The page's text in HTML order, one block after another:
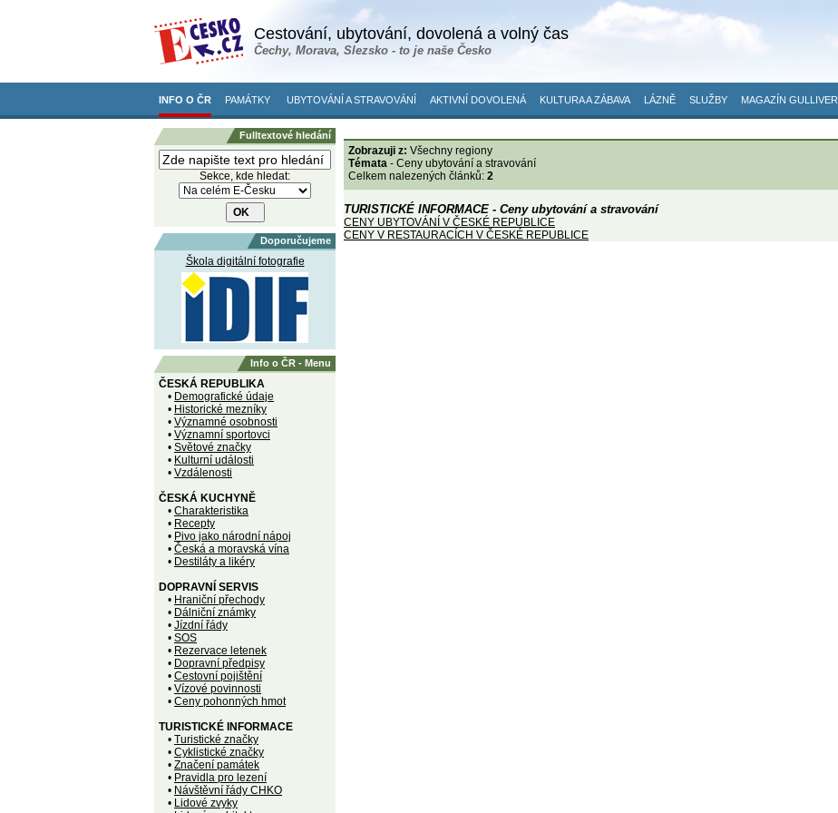
Cestování, ubytování, dovolená a volný čas
Čechy, Morava, Slezsko - to je naše Česko
INFO O ČR PAMÁTKY UBYTOVÁNÍ A STRAVOVÁNÍ AKTIVNÍ DOVOLENÁ KULTURA A ZÁBAVA LÁZNĚ SLUŽBY MAGAZÍN GULLIVER
Fulltextové hledání
Sekce, kde hledat:
Doporučujeme
Škola digitální fotografie
Info o ČR - Menu
ČESKÁ REPUBLIKA
• Demografické údaje
• Historické mezníky
• Významné osobnosti
• Významní sportovci
• Světové značky
• Kulturní události
• Vzdálenosti
ČESKÁ KUCHYNĚ
• Charakteristika
• Recepty
• Pivo jako národní nápoj
• Česká a moravská vína
• Destiláty a likéry
DOPRAVNÍ SERVIS
• Hraniční přechody
• Dálniční známky
• Jízdní řády
• SOS
• Rezervace letenek
• Dopravní předpisy
• Cestovní pojištění
• Vízové povinnosti
• Ceny pohonných hmot
TURISTICKÉ INFORMACE
• Turistické značky
• Cyklistické značky
• Značení památek
• Pravidla pro lezení
• Návštěvní řády CHKO
• Lidové zvyky
Zobrazuji z: Všechny regiony
Témata - Ceny ubytování a stravování
Celkem nalezených článků: 2
TURISTICKÉ INFORMACE - Ceny ubytování a stravování
CENY UBYTOVÁNÍ V ČESKÉ REPUBLICE
CENY V RESTAURACÍCH V ČESKÉ REPUBLICE